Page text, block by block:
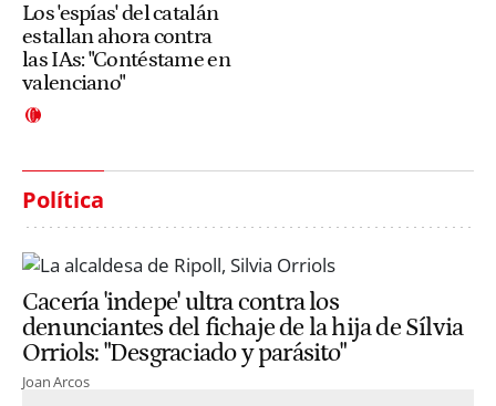
Los 'espías' del catalán
estallan ahora contra
las IAs: "Contéstame en
valenciano"
Política
Cacería 'indepe' ultra contra los
denunciantes del fichaje de la hija de Sílvia
Orriols: "Desgraciado y parásito"
Joan Arcos